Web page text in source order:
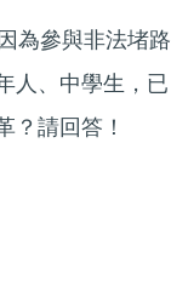
為參與非法堵路
人、中學生，已
？請回答！